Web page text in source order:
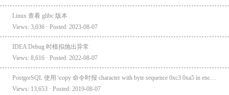
Linux 查看 glibc 版本
Views: 3,036 · Posted: 2023-08-07
IDEA Debug 时模拟抛出异常
Views: 8,616 · Posted: 2022-08-07
Views: 13,653 · Posted: 2019-08-07